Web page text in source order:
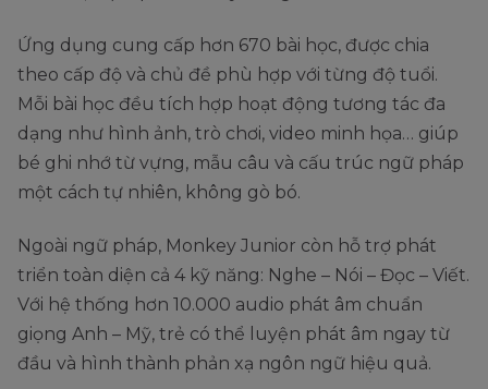
Ứng dụng cung cấp hơn 670 bài học, được chia
theo cấp độ và chủ đề phù hợp với từng độ tuổi.
Mỗi bài học đều tích hợp hoạt động tương tác đa
dạng như hình ảnh, trò chơi, video minh họa… giúp
bé ghi nhớ từ vựng, mẫu câu và cấu trúc ngữ pháp
một cách tự nhiên, không gò bó.
Ngoài ngữ pháp, Monkey Junior còn hỗ trợ phát
triển toàn diện cả 4 kỹ năng: Nghe – Nói – Đọc – Viết.
Với hệ thống hơn 10.000 audio phát âm chuẩn
giọng Anh – Mỹ, trẻ có thể luyện phát âm ngay từ
đầu và hình thành phản xạ ngôn ngữ hiệu quả.